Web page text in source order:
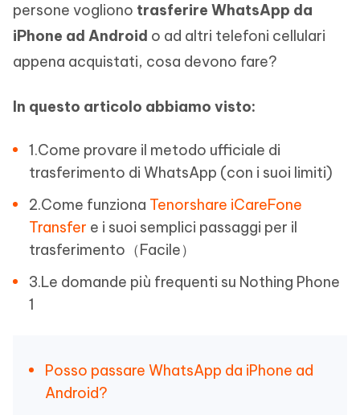
persone vogliono trasferire WhatsApp da
iPhone ad Android o ad altri telefoni cellulari
appena acquistati, cosa devono fare?
In questo articolo abbiamo visto:
1.Come provare il metodo ufficiale di
trasferimento di WhatsApp (con i suoi limiti)
2.Come funziona Tenorshare iCareFone
Transfer e i suoi semplici passaggi per il
trasferimento（Facile）
3.Le domande più frequenti su Nothing Phone
1
Posso passare WhatsApp da iPhone ad
Android?